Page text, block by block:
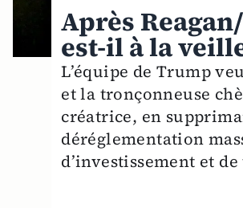
Après
est-il à la
L’équipe de Trump
et la tronçonneuse
créatrice, en
déréglementation
d’investissement et